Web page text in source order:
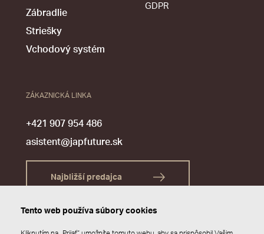
Zábradlie
Striešky
Vchodový systém
GDPR
ZÁKAZNICKÁ LINKA
+421 907 954 486
asistent@japfuture.sk
Najbližší predajca
Tento web používa súbory cookies